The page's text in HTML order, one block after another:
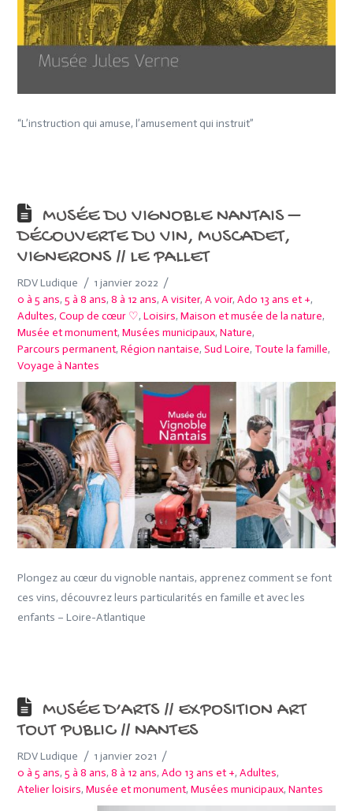
“L’instruction qui amuse, l’amusement qui instruit”
MUSÉE DU VIGNOBLE NANTAIS –
DÉCOUVERTE DU VIN, MUSCADET,
VIGNERONS // LE PALLET
RDV Ludique
1 janvier 2022
0 à 5 ans,5 à 8 ans,8 à 12 ans,A visiter,A voir,Ado 13 ans et +,
Adultes,Coup de cœur ♡,Loisirs,Maison et musée de la nature,
Musée et monument,Musées municipaux,Nature,
Parcours permanent,Région nantaise,Sud Loire, Toute la famille,
Voyage à Nantes
Plongez au cœur du vignoble nantais, apprenez comment se font
ces vins, découvrez leurs particularités en famille et avec les
enfants – Loire-Atlantique
MUSÉE D’ARTS // EXPOSITION ART
TOUT PUBLIC // NANTES
RDV Ludique
1 janvier 2021
0 à 5 ans,5 à 8 ans,8 à 12 ans,Ado 13 ans et +,Adultes,
Atelier loisirs,Musée et monument,Musées municipaux,Nantes